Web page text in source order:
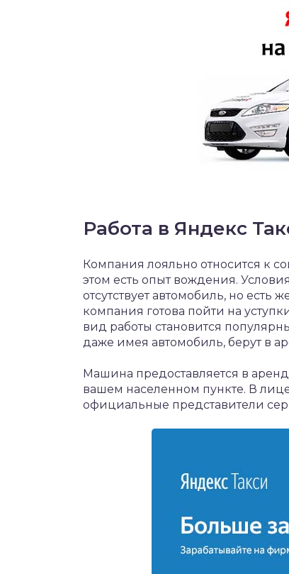
Работа в Яндекс
Компания лояльно относится к
этом есть опыт вождения.
отсутствует автомобиль, но есть
компания готова пойти на
вид работы становится
даже имея автомобиль, берут в
Машина предоставляется в
вашем населенном пункте. В
официальные представители